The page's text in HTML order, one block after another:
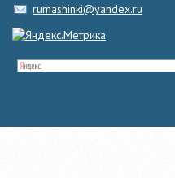
rumashinki@yandex.ru